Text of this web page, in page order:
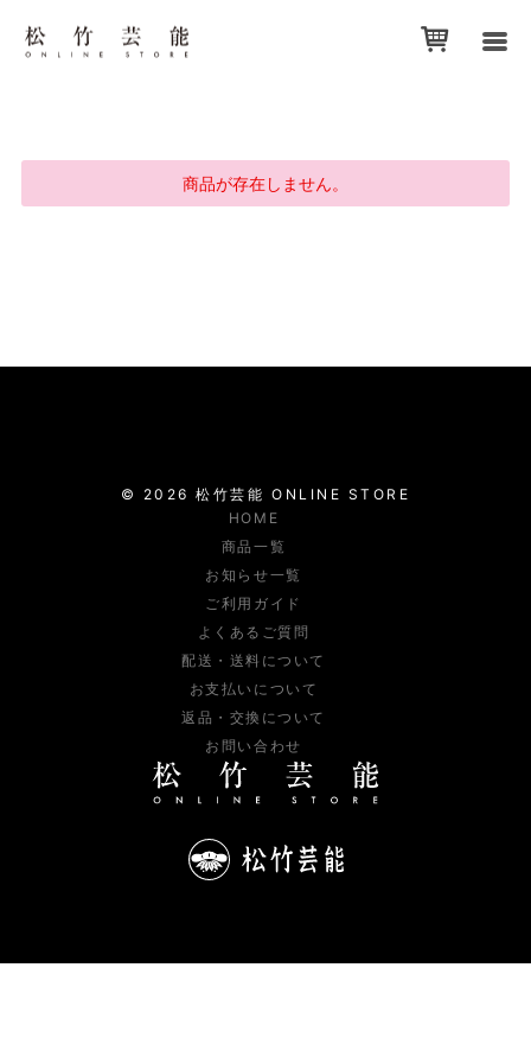
商品が存在しません。
HOME
商品一覧
お知らせ一覧
ご利用ガイド
よくあるご質問
配送・送料について
お支払いについて
返品・交換について
お問い合わせ
© 2026松竹芸能 ONLINE STORE